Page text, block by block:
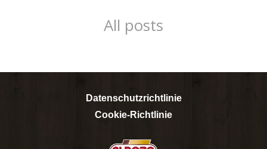
All posts
Datenschutzrichtlinie
Cookie-Richtlinie